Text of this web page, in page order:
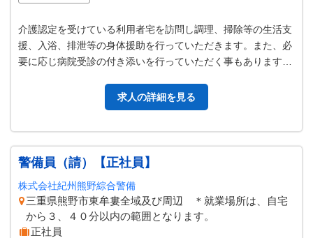
介護認定を受けている利用者宅を訪問し調理、掃除等の生活支
援、入浴、排泄等の身体援助を行っていただきます。また、必
要に応じ病院受診の付き添いを行っていただく事もあります。
求人の詳細を見る
警備員（請）【正社員】
株式会社紀州熊野綜合警備
三重県熊野市東牟婁全域及び周辺 ＊就業場所は、自宅
から３、４０分以内の範囲となります。
正社員